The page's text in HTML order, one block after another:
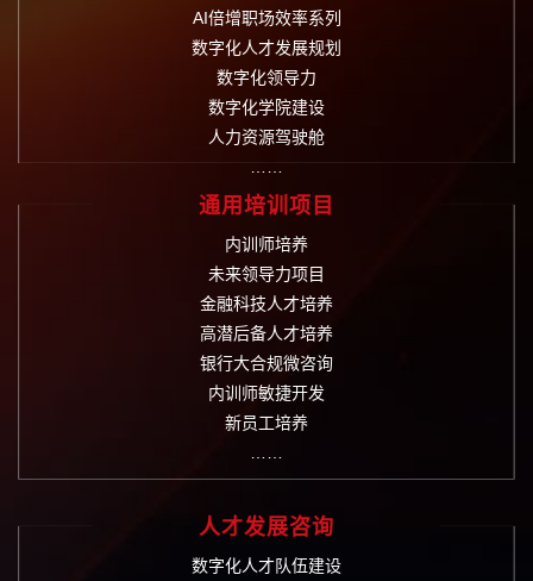
AI倍增职场效率系列
数字化人才发展规划
数字化领导力
数字化学院建设
人力资源驾驶舱
通用培训项目
内训师培养
未来领导力项目
金融科技人才培养
高潜后备人才培养
银行大合规微咨询
内训师敏捷开发
新员工培养
人才发展咨询
数字化人才队伍建设